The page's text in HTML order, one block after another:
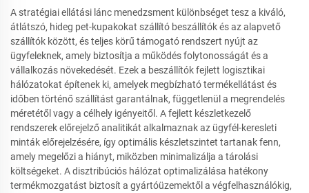
A stratégiai ellátási lánc menedzsment különbséget tesz a kiváló,
átlátszó, hideg pet-kupakokat szállító beszállítók és az alapvető
szállítók között, és teljes körű támogató rendszert nyújt az
ügyfeleknek, amely biztosítja a működés folytonosságát és a
vállalkozás növekedését. Ezek a beszállítók fejlett logisztikai
hálózatokat építenek ki, amelyek megbízható termékellátást és
időben történő szállítást garantálnak, függetlenül a megrendelés
méretétől vagy a célhely igényeitől. A fejlett készletkezelő
rendszerek előrejelző analitikát alkalmaznak az ügyfél-keresleti
minták előrejelzésére, így optimális készletszintet tartanak fenn,
amely megelőzi a hiányt, miközben minimalizálja a tárolási
költségeket. A disztribúciós hálózat optimalizálása hatékony
termékmozgatást biztosít a gyártóüzemektől a végfelhasználókig,